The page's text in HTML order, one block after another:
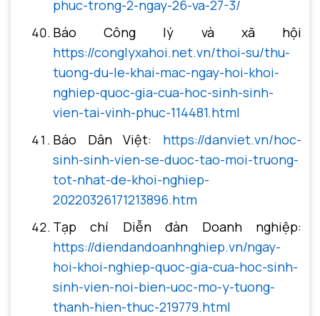
phuc-trong-2-ngay-26-va-27-3/
Báo Công lý và xã hội
https://conglyxahoi.net.vn/thoi-su/thu-
tuong-du-le-khai-mac-ngay-hoi-khoi-
nghiep-quoc-gia-cua-hoc-sinh-sinh-
vien-tai-vinh-phuc-114481.html
Báo Dân Việt: https://danviet.vn/hoc-
sinh-sinh-vien-se-duoc-tao-moi-truong-
tot-nhat-de-khoi-nghiep-
20220326171213896.htm
Tạp chí Diễn đàn Doanh nghiệp:
https://diendandoanhnghiep.vn/ngay-
hoi-khoi-nghiep-quoc-gia-cua-hoc-sinh-
sinh-vien-noi-bien-uoc-mo-y-tuong-
thanh-hien-thuc-219779.html